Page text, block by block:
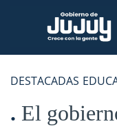
DESTACADAS
El